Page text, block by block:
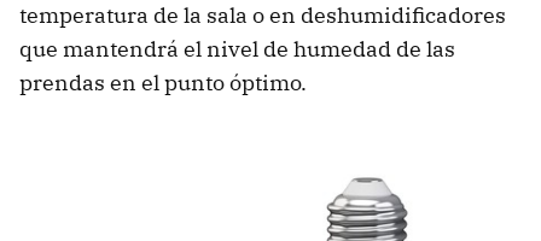
temperatura de la sala o en deshumidificadores
que mantendrá el nivel de humedad de las
prendas en el punto óptimo.